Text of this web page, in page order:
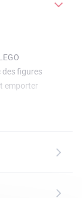
des figures
emporter
et